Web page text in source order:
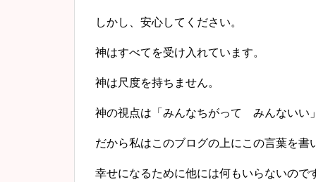
しかし、安心してください。
神はすべてを受け入れています。
神は尺度を持ちません。
神の視点は「みんなちがって みんないい
だから私はこのブログの上にこの言葉を書
幸せになるために他には何もいらないので